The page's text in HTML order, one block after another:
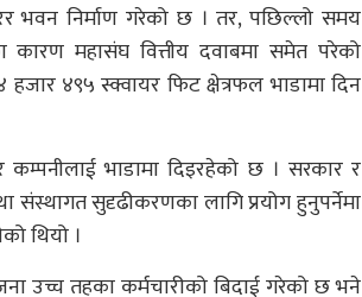
निर्माण गरेको छ । तर, पछिल्लो समय
महासंघ वित्तीय दवाबमा समेत परेको
४९५ स्क्वायर फिट क्षेत्रफल भाडामा दिन
भाडामा दिइरहेको छ । सरकार र
संस्थागत सुदृढीकरणका लागि प्रयोग हुनुपर्नेमा
थियो ।
उच्च तहका कर्मचारीको बिदाई गरेको छ भने